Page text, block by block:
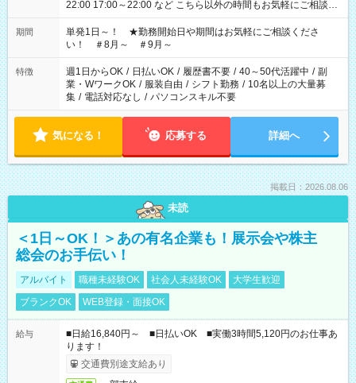
22:00 17:00～22:00 など こちら以外の時間もお気軽にご相談く
ださい！
期間
単発1日～！ ★勤務開始日や期間はお気軽にご相談くださ
い！ ＃8月～ ＃9月～
特徴 週1日からOK / 日払いOK / 履歴書不要 / 40～50代活躍中 / 副
業・WワークOK / 服装自由 / シフト勤務 / 10名以上の大量募
集 / 電話対応なし / パソコンスキル不要
気になる！ 応募する 詳細へ
掲載日：2026.08.06
未読
＜1日～OK！＞あの有名企業も！展示会や株主
総会のお手伝い！
アルバイト 職種未経験OK 社会人未経験OK
大学生歓迎
ブランクOK
WEB登録・面接OK
給与
■日給16,840円～ ■日払いOK ■実働3時間5,120円のお仕事あ
ります！
交通費別途支給あり